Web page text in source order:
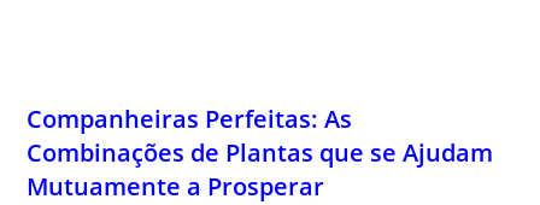
Companheiras Perfeitas: As
Combinações de Plantas que se Ajudam
Mutuamente a Prosperar